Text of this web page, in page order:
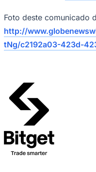
Foto deste comunicado
http://
tNg/c2192a03-423d-